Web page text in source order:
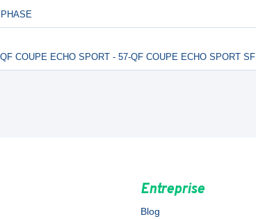
COUPE ECHO SPORT - 57-QF COUPE ECHO SPORT SF
Entreprise
Blog